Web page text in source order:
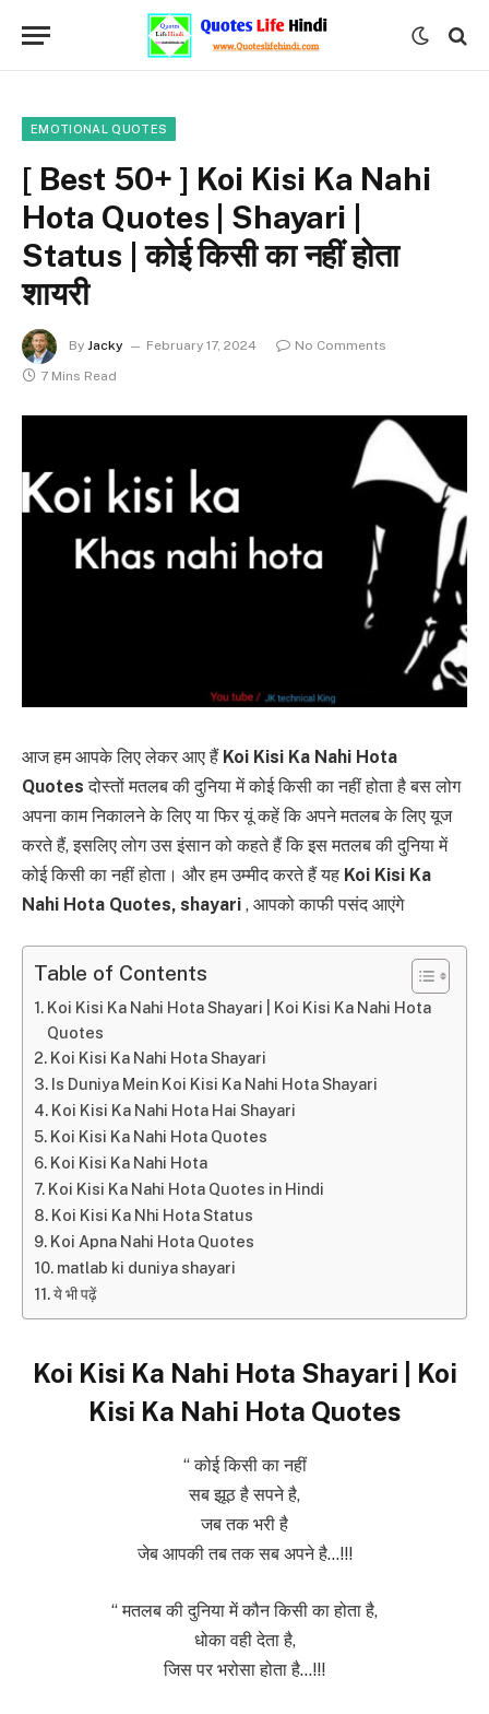
EMOTIONAL QUOTES
[ Best 50+ ] Koi Kisi Ka Nahi
Hota Quotes | Shayari |
Status | कोई किसी का नहीं होता
शायरी
By Jacky February 17, 2024
No Comments
7 Mins Read
आज हम आपके लिए लेकर आए हैं Koi Kisi Ka Nahi Hota
Quotes दोस्तों मतलब की दुनिया में कोई किसी का नहीं होता है बस लोग
अपना काम निकालने के लिए या फिर यूं कहें कि अपने मतलब के लिए यूज
करते हैं, इसलिए लोग उस इंसान को कहते हैं कि इस मतलब की दुनिया में
कोई किसी का नहीं होता। और हम उम्मीद करते हैं यह Koi Kisi Ka
Nahi Hota Quotes, shayari , आपको काफी पसंद आएंगे
Table of Contents
Koi Kisi Ka Nahi Hota Shayari | Koi Kisi Ka Nahi Hota
Quotes
Koi Kisi Ka Nahi Hota Shayari
Is Duniya Mein Koi Kisi Ka Nahi Hota Shayari
Koi Kisi Ka Nahi Hota Hai Shayari
Koi Kisi Ka Nahi Hota Quotes
Koi Kisi Ka Nahi Hota
Koi Kisi Ka Nahi Hota Quotes in Hindi
Koi Kisi Ka Nhi Hota Status
Koi Apna Nahi Hota Quotes
matlab ki duniya shayari
ये भी पढ़ें
Koi Kisi Ka Nahi Hota Shayari | Koi
Kisi Ka Nahi Hota Quotes
“ कोई किसी का नहीं
सब झूठ है सपने है,
जब तक भरी है
जेब आपकी तब तक सब अपने है…!!!
“ मतलब की दुनिया में कौन किसी का होता है,
धोका वही देता है,
जिस पर भरोसा होता है…!!!